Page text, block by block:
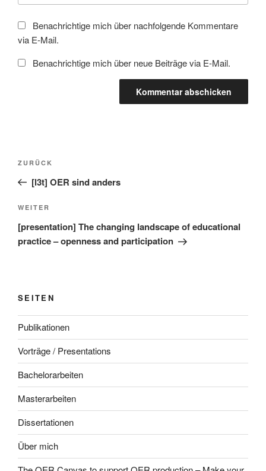
Benachrichtige mich über nachfolgende Kommentare
via E-Mail.
Benachrichtige mich über neue Beiträge via E-Mail.
Beitragsnavigation
Vorheriger
Beitrag
ZURÜCK
[l3t] OER sind anders
Nächster
Beitrag
WEITER
[presentation] The changing landscape of educational
practice – openness and participation
SEITEN
Publikationen
Vorträge / Presentations
Bachelorarbeiten
Masterarbeiten
Dissertationen
Über mich